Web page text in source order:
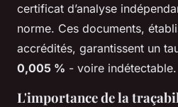
certificat d’analyse
norme. Ces documents,
accrédités, garantissent un
0,005 % - voire indétectable.
L'importance de la